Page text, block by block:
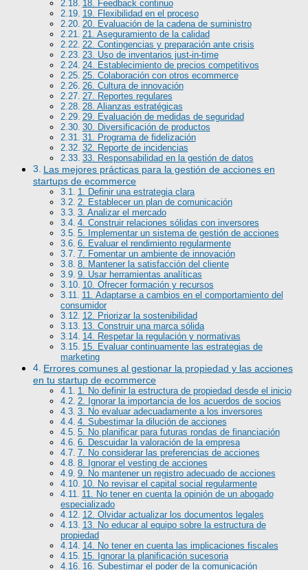
18. Feedback continuo
19. Flexibilidad en el proceso
20. Evaluación de la cadena de suministro
21. Aseguramiento de la calidad
22. Contingencias y preparación ante crisis
23. Uso de inventarios just-in-time
24. Establecimiento de precios competitivos
25. Colaboración con otros ecommerce
26. Cultura de innovación
27. Reportes regulares
28. Alianzas estratégicas
29. Evaluación de medidas de seguridad
30. Diversificación de productos
31. Programa de fidelización
32. Reporte de incidencias
33. Responsabilidad en la gestión de datos
Las mejores prácticas para la gestión de acciones en
startups de ecommerce
1. Definir una estrategia clara
2. Establecer un plan de comunicación
3. Analizar el mercado
4. Construir relaciones sólidas con inversores
5. Implementar un sistema de gestión de acciones
6. Evaluar el rendimiento regularmente
7. Fomentar un ambiente de innovación
8. Mantener la satisfacción del cliente
9. Usar herramientas analíticas
10. Ofrecer formación y recursos
11. Adaptarse a cambios en el comportamiento del
consumidor
12. Priorizar la sostenibilidad
13. Construir una marca sólida
14. Respetar la regulación y normativas
15. Evaluar continuamente las estrategias de
marketing
Errores comunes al gestionar la propiedad y las acciones
en tu startup de ecommerce
1. No definir la estructura de propiedad desde el inicio
2. Ignorar la importancia de los acuerdos de socios
3. No evaluar adecuadamente a los inversores
4. Subestimar la dilución de acciones
5. No planificar para futuras rondas de financiación
6. Descuidar la valoración de la empresa
7. No considerar las preferencias de acciones
8. Ignorar el vesting de acciones
9. No mantener un registro adecuado de acciones
10. No revisar el capital social regularmente
11. No tener en cuenta la opinión de un abogado
especializado
12. Olvidar actualizar los documentos legales
13. No educar al equipo sobre la estructura de
propiedad
14. No tener en cuenta las implicaciones fiscales
15. Ignorar la planificación sucesoria
16. Subestimar el poder de la comunicación